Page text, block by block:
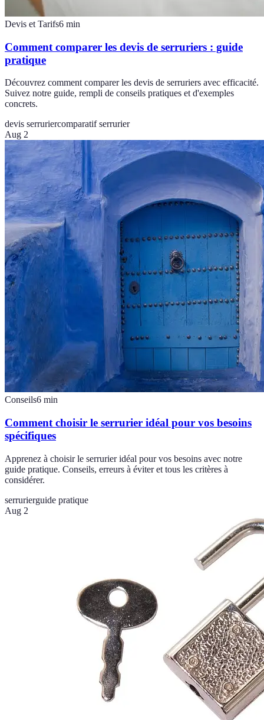
Devis et Tarifs6 min
Comment comparer les devis de serruriers : guide
pratique
Découvrez comment comparer les devis de serruriers avec efficacité.
Suivez notre guide, rempli de conseils pratiques et d'exemples
concrets.
devis serruriercomparatif serrurier
Aug 2
Conseils6 min
Comment choisir le serrurier idéal pour vos besoins
spécifiques
Apprenez à choisir le serrurier idéal pour vos besoins avec notre
guide pratique. Conseils, erreurs à éviter et tous les critères à
considérer.
serrurierguide pratique
Aug 2